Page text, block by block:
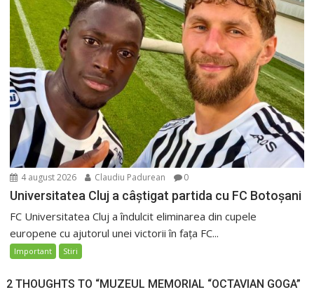
4 august 2026 Claudiu Padurean 0
Universitatea Cluj a câștigat partida cu FC Botoșani
FC Universitatea Cluj a îndulcit eliminarea din cupele
europene cu ajutorul unei victorii în fața FC...
Important Stiri
2 THOUGHTS TO “MUZEUL MEMORIAL “OCTAVIAN GOGA”